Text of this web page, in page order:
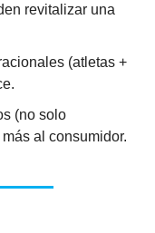
revitalizar una
(atletas +
(no solo
al consumidor.